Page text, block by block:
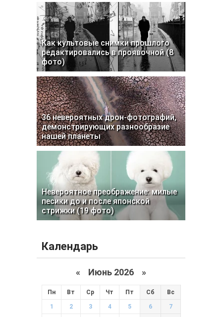
Как культовые снимки прошлого
редактировались в проявочной (8
фото)
36 невероятных дрон-фотографий,
демонстрирующих разнообразие
нашей планеты
Невероятное преображение: милые
песики до и после японской
стрижки (19 фото)
Календарь
« Июнь 2026 »
Пн Вт Ср Чт Пт Сб Вс
1 2 3 4 5 6 7